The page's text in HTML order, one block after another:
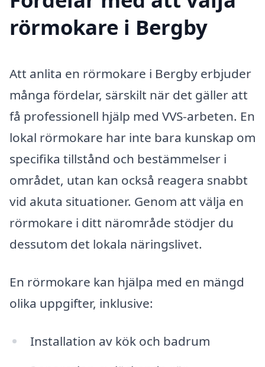
rörmokare i Bergby
Att anlita en rörmokare i Bergby erbjuder
många fördelar, särskilt när det gäller att
få professionell hjälp med VVS-arbeten. En
lokal rörmokare har inte bara kunskap om
specifika tillstånd och bestämmelser i
området, utan kan också reagera snabbt
vid akuta situationer. Genom att välja en
rörmokare i ditt närområde stödjer du
dessutom det lokala näringslivet.
En rörmokare kan hjälpa med en mängd
olika uppgifter, inklusive:
Installation av kök och badrum